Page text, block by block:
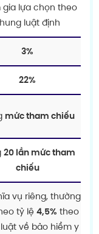
gia lựa chọn theo
luật định
3%
22%
mức tham chiếu
20 lần mức tham
chiếu
vụ riêng, thường
tỷ lệ 4,5% theo
về bảo hiểm y